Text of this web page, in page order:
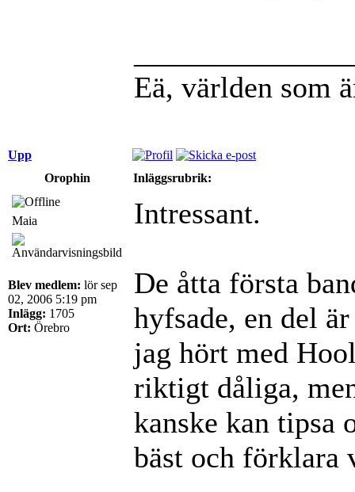
Eä, världen som
Upp
Orophin
Inläggsrubrik:
Maia
Blev medlem: lör sep
02, 2006 5:19 pm
Inlägg: 1705
Ort: Örebro
Intressant.
De åtta första
hyfsade, en del
jag hört med
riktigt dåliga,
kanske kan tipsa
bäst och förklara